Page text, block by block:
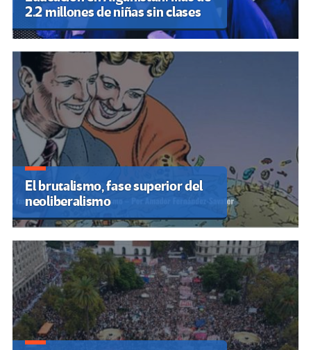
2.2 millones de niñas sin clases
El brutalismo, fase superior del
neoliberalismo